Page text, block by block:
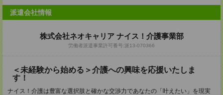
派遣会社情報
株式会社ネオキャリア ナイス！介護事業部
労働者派遣事業許可番号:派13-070366
＜未経験から始める＞介護への興味を応援いたしま
す！
ナイス！介護は豊富な選択肢と確かな交渉力であなたの「叶えたい」を現実